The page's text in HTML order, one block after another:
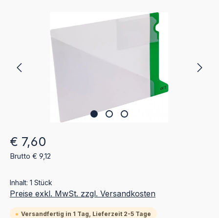
Regulärer Preis:
€ 7,60
Brutto € 9,12
Inhalt: 1 Stück
Preise exkl. MwSt. zzgl. Versandkosten
Versandfertig in 1 Tag, Lieferzeit 2-5 Tage